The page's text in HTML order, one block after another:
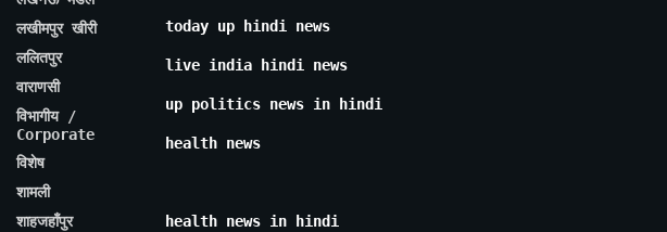
लखीमपुर खीरी
ललितपुर
वाराणसी
विभागीय /
Corporate
विशेष
शामली
शाहजहाँपुर
today up hindi news
live india hindi news
up politics news in hindi
health news
health news in hindi